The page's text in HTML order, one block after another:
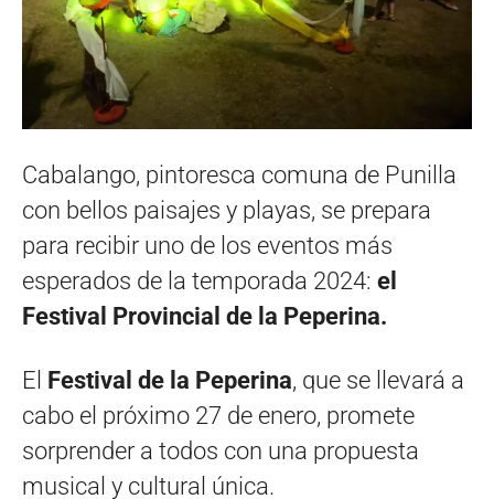
Cabalango, pintoresca comuna de Punilla
con bellos paisajes y playas, se prepara
para recibir uno de los eventos más
esperados de la temporada 2024: el
Festival Provincial de la Peperina.
El Festival de la Peperina, que se llevará a
cabo el próximo 27 de enero, promete
sorprender a todos con una propuesta
musical y cultural única.